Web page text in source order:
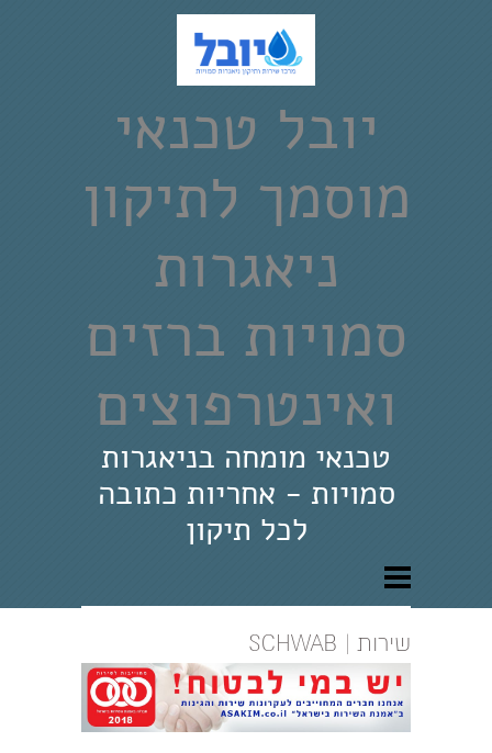
יובל טכנאי
מוסמך לתיקון
ניאגרות
סמויות ברזים
ואינטרפוצים
טכנאי מומחה בניאגרות
סמויות - אחריות כתובה
לכל תיקון
שירות | SCHWAB